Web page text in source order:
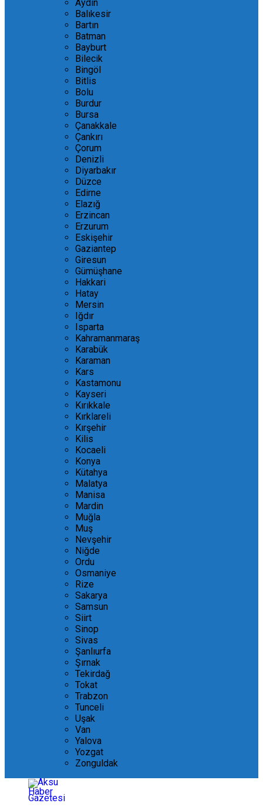
Aydın
Balıkesir
Bartın
Batman
Bayburt
Bilecik
Bingöl
Bitlis
Bolu
Burdur
Bursa
Çanakkale
Çankırı
Çorum
Denizli
Diyarbakır
Düzce
Edirne
Elazığ
Erzincan
Erzurum
Eskişehir
Gaziantep
Giresun
Gümüşhane
Hakkari
Hatay
Mersin
Iğdır
Isparta
Kahramanmaraş
Karabük
Karaman
Kars
Kastamonu
Kayseri
Kırıkkale
Kırklareli
Kırşehir
Kilis
Kocaeli
Konya
Kütahya
Malatya
Manisa
Mardin
Muğla
Muş
Nevşehir
Niğde
Ordu
Osmaniye
Rize
Sakarya
Samsun
Siirt
Sinop
Sivas
Şanlıurfa
Şırnak
Tekirdağ
Tokat
Trabzon
Tunceli
Uşak
Van
Yalova
Yozgat
Zonguldak